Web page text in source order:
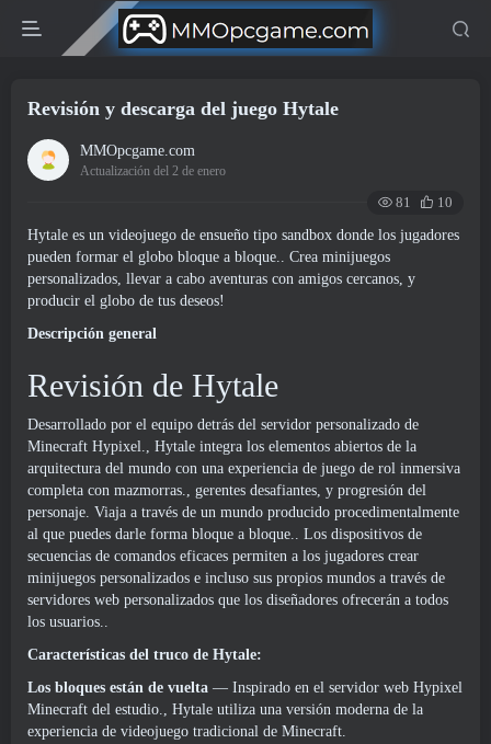
Revisión y descarga del juego Hytale
MMOpcgame.com
Actualización del 2 de enero
81
10
Hytale es un videojuego de ensueño tipo sandbox donde los jugadores
pueden formar el globo bloque a bloque.. Crea minijuegos
personalizados, llevar a cabo aventuras con amigos cercanos, y
producir el globo de tus deseos!
Descripción general
Revisión de Hytale
Desarrollado por el equipo detrás del servidor personalizado de
Minecraft Hypixel., Hytale integra los elementos abiertos de la
arquitectura del mundo con una experiencia de juego de rol inmersiva
completa con mazmorras., gerentes desafiantes, y progresión del
personaje. Viaja a través de un mundo producido procedimentalmente
al que puedes darle forma bloque a bloque.. Los dispositivos de
secuencias de comandos eficaces permiten a los jugadores crear
minijuegos personalizados e incluso sus propios mundos a través de
servidores web personalizados que los diseñadores ofrecerán a todos
los usuarios..
Características del truco de Hytale:
Los bloques están de vuelta — Inspirado en el servidor web Hypixel
Minecraft del estudio., Hytale utiliza una versión moderna de la
experiencia de videojuego tradicional de Minecraft.